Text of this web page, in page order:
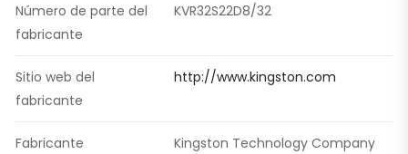
Número de parte del
fabricante
KVR32S22D8/32
Sitio web del
fabricante
http://www.kingston.com
Fabricante Kingston Technology Company